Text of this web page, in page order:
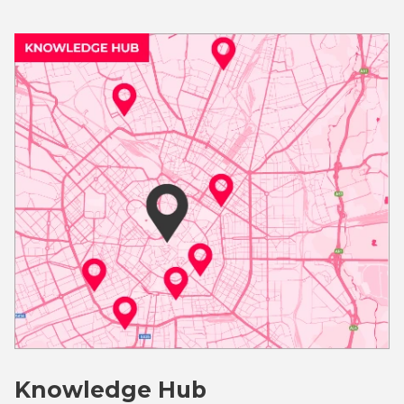
Knowledge Hub